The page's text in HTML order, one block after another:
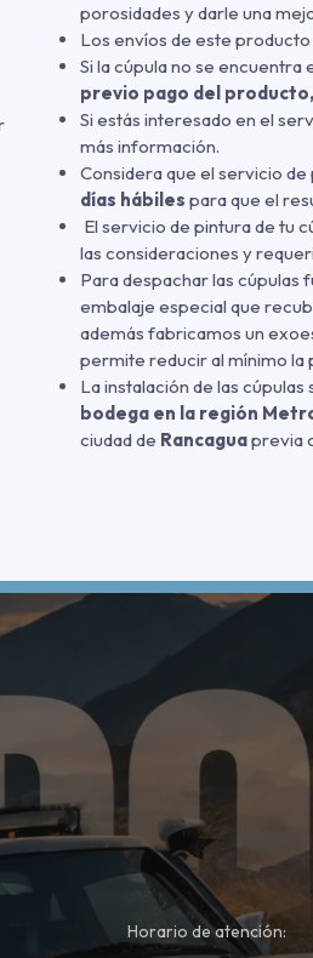
porosidades y darle una
Los envíos de este producto
Si la cúpula no se encuentra
previo pago del producto,
Si estás interesado en el
más información.
Considera que el servicio
días hábiles para que el
El servicio de pintura de tu
las consideraciones y
Para despachar las cúpulas
embalaje especial que
además fabricamos un
permite reducir al mínimo la
La instalación de las
bodega en la región
ciudad de Rancaguaprevia
Horario de atención: